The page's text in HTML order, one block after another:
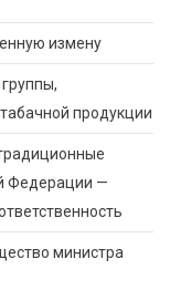
измену
продукции
Федерации —
министра